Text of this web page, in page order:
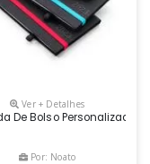
Organizada Num Plano
Ver + Detalhes
De Bolso Personalizada,
Por: Noato